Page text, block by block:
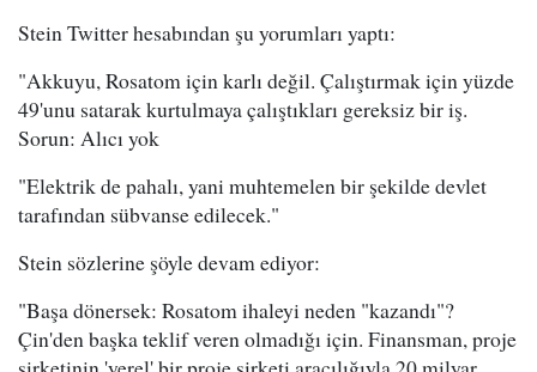
Stein Twitter hesabından şu yorumları yaptı:
"Akkuyu, Rosatom için karlı değil. Çalıştırmak için yüzde
49'unu satarak kurtulmaya çalıştıkları gereksiz bir iş.
Sorun: Alıcı yok
"Elektrik de pahalı, yani muhtemelen bir şekilde devlet
tarafından sübvanse edilecek."
Stein sözlerine şöyle devam ediyor:
"Başa dönersek: Rosatom ihaleyi neden "kazandı"?
Çin'den başka teklif veren olmadığı için. Finansman, proje